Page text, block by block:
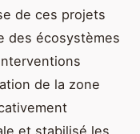
de ces projets
des écosystèmes
de la zone
et stabilisé les